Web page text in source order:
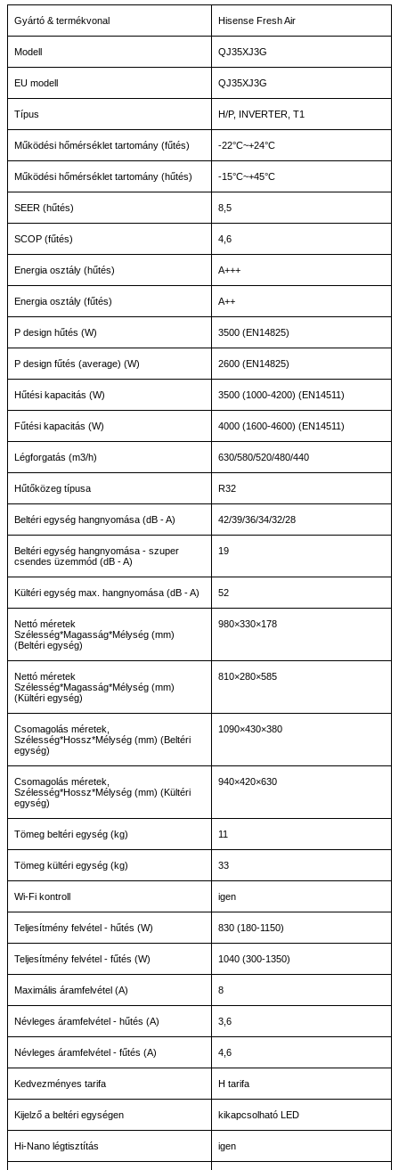
Gyártó & termékvonal Hisense Fresh Air
Modell QJ35XJ3G
EU modell QJ35XJ3G
Típus H/P, INVERTER, T1
Működési hőmérséklet tartomány (fűtés) -22°C~+24°C
Működési hőmérséklet tartomány (hűtés) -15°C~+45°C
SEER (hűtés) 8,5
SCOP (fűtés) 4,6
Energia osztály (hűtés) A+++
Energia osztály (fűtés) A++
P design hűtés (W) 3500 (EN14825)
P design fűtés (average) (W) 2600 (EN14825)
Hűtési kapacitás (W) 3500 (1000-4200) (EN14511)
Fűtési kapacitás (W) 4000 (1600-4600) (EN14511)
Légforgatás (m3/h) 630/580/520/480/440
Hűtőközeg típusa R32
Beltéri egység hangnyomása (dB - A) 42/39/36/34/32/28
Beltéri egység hangnyomása - szuper
csendes üzemmód (dB - A)
19
Kültéri egység max. hangnyomása (dB - A) 52
Nettó méretek
Szélesség*Magasság*Mélység (mm)
(Beltéri egység)
980×330×178
Nettó méretek
Szélesség*Magasság*Mélység (mm)
(Kültéri egység)
810×280×585
Csomagolás méretek,
Szélesség*Hossz*Mélység (mm) (Beltéri
egység)
1090×430×380
Csomagolás méretek,
Szélesség*Hossz*Mélység (mm) (Kültéri
egység)
940×420×630
Tömeg beltéri egység (kg) 11
Tömeg kültéri egység (kg) 33
Wi-Fi kontroll igen
Teljesítmény felvétel - hűtés (W) 830 (180-1150)
Teljesítmény felvétel - fűtés (W) 1040 (300-1350)
Maximális áramfelvétel (A) 8
Névleges áramfelvétel - hűtés (A) 3,6
Névleges áramfelvétel - fűtés (A) 4,6
Kedvezményes tarifa H tarifa
Kijelző a beltéri egységen kikapcsolható LED
Hi-Nano légtisztítás igen